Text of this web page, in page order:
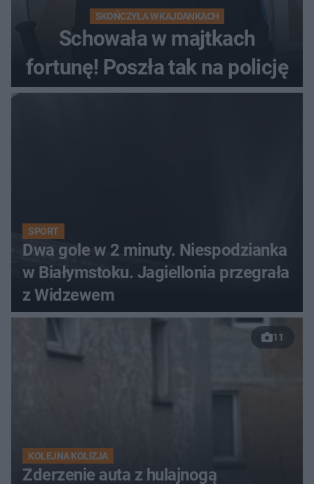
SKOŃCZYŁA W KAJDANKACH
Schowała w majtkach
fortunę! Poszła tak na policję
SPORT
Dwa gole w 2 minuty. Niespodzianka
w Białymstoku. Jagiellonia przegrała
z Widzewem
11
KOLEJNA KOLIZJA
Zderzenie auta z hulajnogą